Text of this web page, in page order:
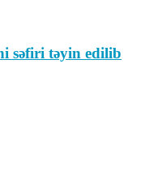
səfiri təyin edilib